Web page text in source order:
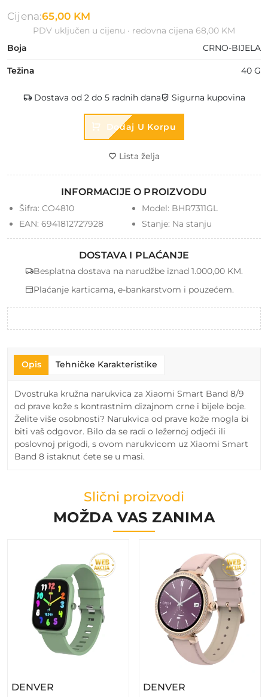
Cijena:65,00 KM
PDV uključen u cijenu · redovna cijena 68,00 KM
Boja
CRNO-BIJELA
Težina 40 G
Dostava od 2 do 5 radnih dana Sigurna kupovina
Dodaj U Korpu
Lista želja
INFORMACIJE O PROIZVODU
Šifra: CO4810 Model: BHR7311GL
EAN: 6941812727928 Stanje: Na stanju
DOSTAVA I PLAĆANJE
Besplatna dostava na narudžbe iznad 1.000,00 KM.
Plaćanje karticama, e-bankarstvom i pouzećem.
Opis Tehničke Karakteristike
Dvostruka kružna narukvica za Xiaomi Smart Band 8/9
od prave kože s kontrastnim dizajnom crne i bijele boje.
Želite više osobnosti? Narukvica od prave kože mogla bi
biti vaš odgovor. Bilo da se radi o ležernoj odjeći ili
poslovnoj prigodi, s ovom narukvicom uz Xiaomi Smart
Band 8 istaknut ćete se u masi.
Slični proizvodi
MOŽDA VAS ZANIMA
DENVER – DENVER Pametni Sat SWK-120GN ZELENI
DENVER